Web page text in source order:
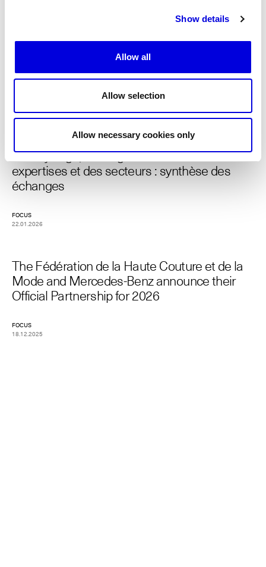
Show details
Allow all
Allow selection
Allow necessary cookies only
FHCM and CNMI Announce a Shared ESG
Harmonization Framework to Support the
Fashion Supply Chain
13.05.2026
Le recyclage, échanges au croisements des
expertises et des secteurs : synthèse des
échanges
FOCUS
22.01.2026
The Fédération de la Haute Couture et de la
Mode and Mercedes-Benz announce their
Official Partnership for 2026
FOCUS
18.12.2025